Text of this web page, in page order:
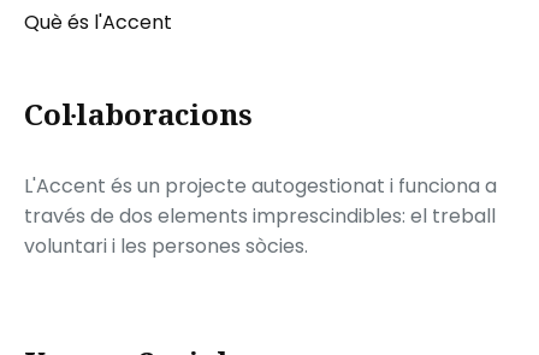
Què és l'Accent
Col·laboracions
L'Accent és un projecte autogestionat i funciona a
través de dos elements imprescindibles: el treball
voluntari i les persones sòcies.